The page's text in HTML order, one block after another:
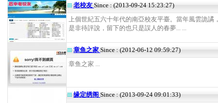
老校友 Since : (2013-09-24 15:23:27)
上個世紀五六十年代的南亞校友平臺。當年風雲詭譎
是非待評說，留下的也只是誤人的春夢... ...
章鱼之家Since : (2012-06-12 09:59:27)
章鱼之家 ...
缘定绣阁 Since : (2013-09-24 09:01:33)